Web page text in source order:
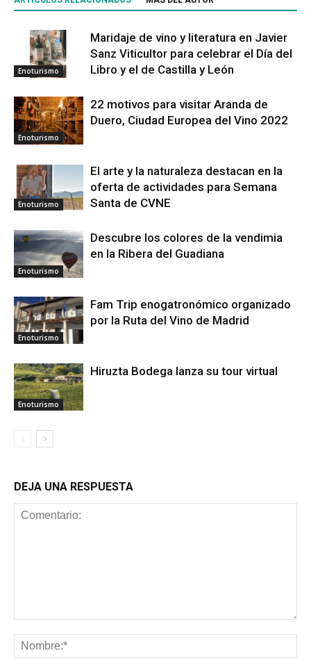
Enoturismo
Maridaje de vino y literatura en Javier
Sanz Viticultor para celebrar el Día del
Libro y el de Castilla y León
Enoturismo
22 motivos para visitar Aranda de
Duero, Ciudad Europea del Vino 2022
Enoturismo
El arte y la naturaleza destacan en la
oferta de actividades para Semana
Santa de CVNE
Enoturismo
Descubre los colores de la vendimia
en la Ribera del Guadiana
Enoturismo
Fam Trip enogatronómico organizado
por la Ruta del Vino de Madrid
Enoturismo
Hiruzta Bodega lanza su tour virtual
DEJA UNA RESPUESTA